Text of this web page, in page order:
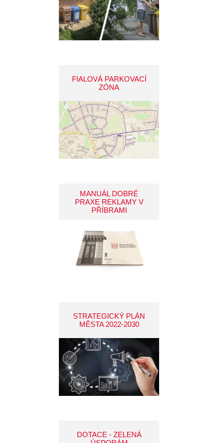
FIALOVÁ PARKOVACÍ
ZÓNA
MANUÁL DOBRÉ
PRAXE REKLAMY V
PŘÍBRAMI
STRATEGICKÝ PLÁN
MĚSTA 2022-2030
DOTACE - ZELENÁ